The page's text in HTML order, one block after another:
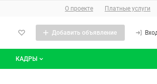
О сайте
О проекте Платные услуги
Добавить объявление
КАДРЫ